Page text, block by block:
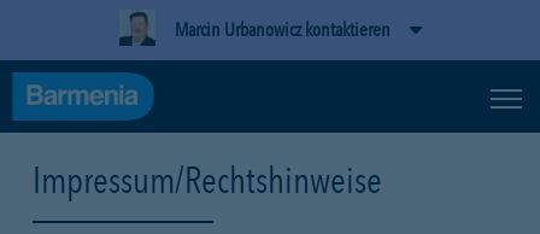
Marcin Urbanowicz kontaktieren
Impressum/Rechtshinweise